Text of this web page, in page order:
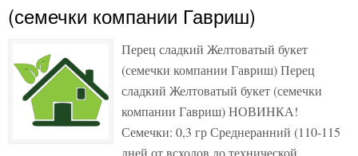
(семечки компании Гавриш)
Перец сладкий Желтоватый букет
(семечки компании Гавриш) Перец
сладкий Желтоватый букет (семечки
компании Гавриш) НОВИНКА!
Семечки: 0,3 гр Среднеранний (110-115
дней от всходов до технической